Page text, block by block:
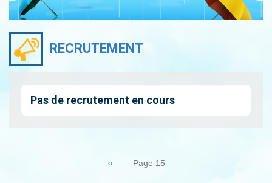
RECRUTEMENT
Pas de recrutement en cours
Page
précédente
‹‹ Page 15